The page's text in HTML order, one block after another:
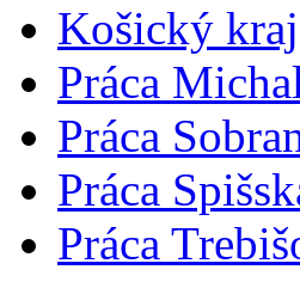
Košický kraj
Práca
Práca
Práca
Práca